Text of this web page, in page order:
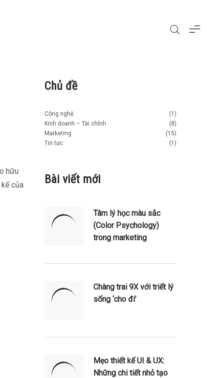
hữu
của
Chủ đề
Công nghệ
(1)
Kinh doanh – Tài chính
(8)
Marketing
(15)
Tin tức
(1)
Bài viết mới
Tâm lý học màu sắc
(Color Psychology)
trong marketing
Chàng trai 9X với triết lý
sống ‘cho đi’
Mẹo thiết kế UI & UX:
Những chi tiết nhỏ tạo